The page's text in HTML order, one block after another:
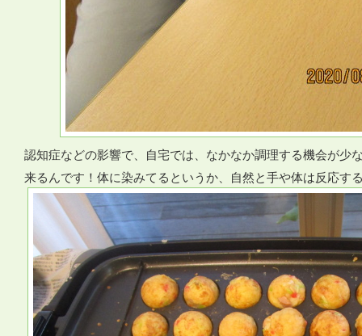
認知症などの影響で、自宅では、なかなか調理する機会が少
来るんです！体に染みてるというか、自然と手や体は反応す